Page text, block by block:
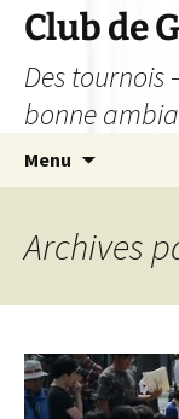
Aller
contenu
Club de
Des tournois
bonne
Menu
Archives